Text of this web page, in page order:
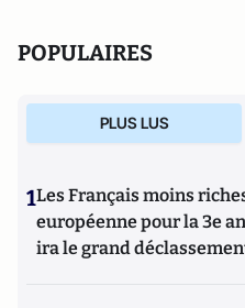
POPULAIRES
PLUS LUS
1Les Français moins
européenne pour la 3e
ira le grand